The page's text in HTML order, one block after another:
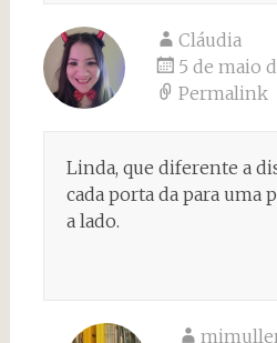
Cláudia
5 de maio
Permalink
Linda, que diferente a
cada porta da para uma
a lado.